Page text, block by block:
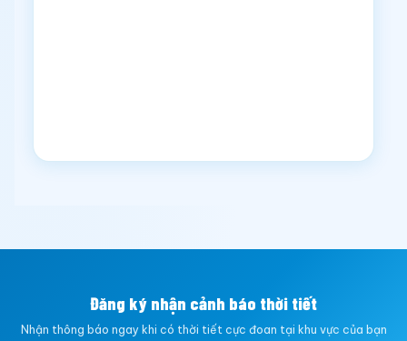
Đăng ký nhận cảnh báo thời tiết
Nhận thông báo ngay khi có thời tiết cực đoan tại khu vực của bạn